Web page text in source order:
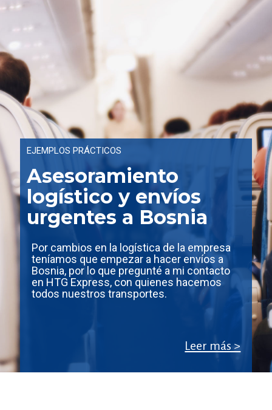
EJEMPLOS PRÁCTICOS
Asesoramiento
logístico y envíos
urgentes a Bosnia
Por cambios en la logística de la empresa
teníamos que empezar a hacer envíos a
Bosnia, por lo que pregunté a mi contacto
en HTG Express, con quienes hacemos
todos nuestros transportes.
Leer más >